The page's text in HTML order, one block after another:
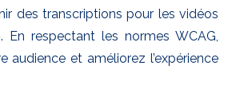
des transcriptions pour les vidéos
En respectant les normes WCAG,
audience et améliorez l’expérience